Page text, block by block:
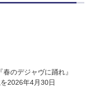
のデジャヴに踊れ』
2026年4月30日